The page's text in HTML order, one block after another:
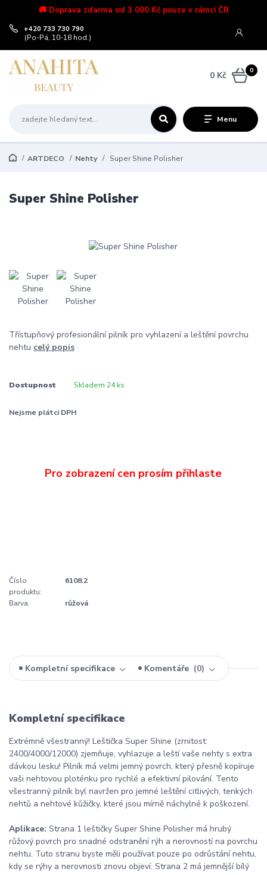
🚚 Doprava zdarma od 3 000 Kč pouze v rámci ČR
Menu
+420 733 730 790
(Po-Pá, 10-18 hod.)
0
0 Kč
ARTDECO Nehty Super Shine Polisher
Super Shine Polisher
Třístupňový profesionální pilník pro vyhlazení a leštění povrchu
nehtu celý popis
Dostupnost Skladem 24 ks
Nejsme plátci DPH
Číslo
produktu:
6108.2
Barva: růžová
Kompletní specifikace Komentáře 0
Kompletní specifikace
Extrémně všestranný! Leštička Super Shine (zrnitost:
2400/4000/12000) zjemňuje, vyhlazuje a leští vaše nehty s extra
dávkou lesku! Pilník má velmi jemný povrch, který přesně kopíruje
vaši nehtovou ploténku pro rychlé a efektivní pilování. Tento
všestranný pilník byl navržen pro jemné leštění citlivých, tenkých
nehtů a nehtové kůžičky, které jsou mírně náchylné k poškození.
Aplikace: Strana 1 leštičky Super Shine Polisher má hrubý
růžový povrch pro snadné odstranění rýh a nerovností na povrchu
nehtu. Tuto stranu byste měli používat pouze po odrůstání nehtu,
kdy se rýhy a nerovnosti znovu objeví. Strana 2 má jemnější bílý